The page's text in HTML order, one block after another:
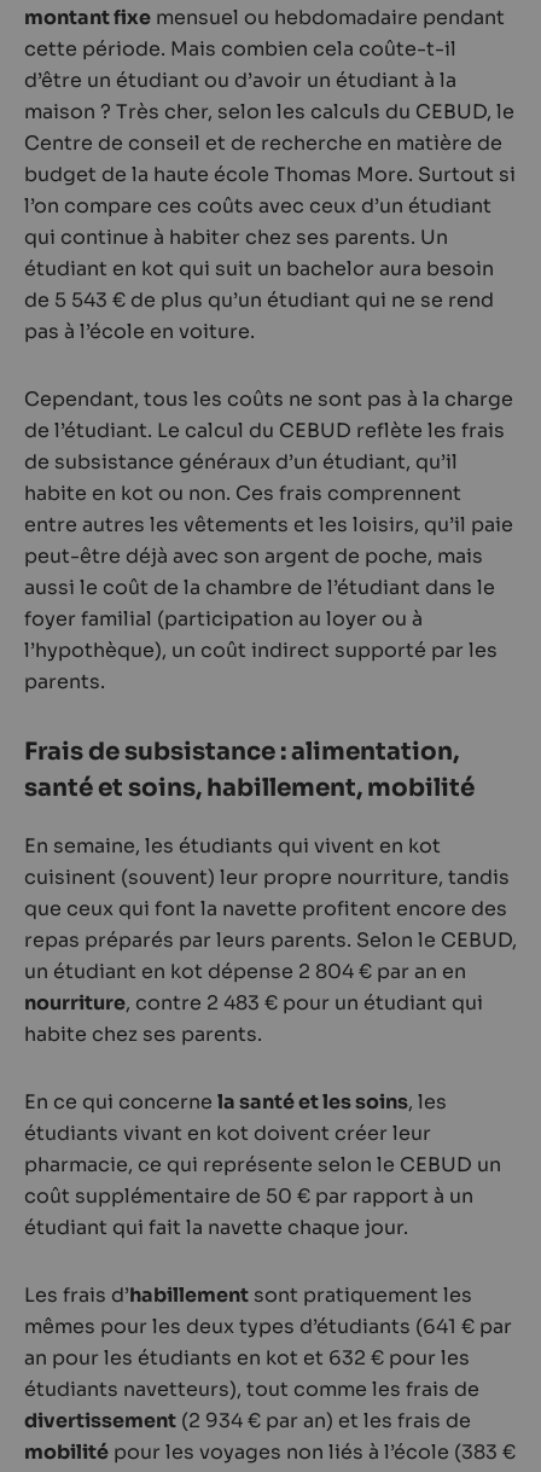
montant fixe mensuel ou hebdomadaire pendant
cette période. Mais combien cela coûte-t-il
d’être un étudiant ou d’avoir un étudiant à la
maison ? Très cher, selon les calculs du CEBUD, le
Centre de conseil et de recherche en matière de
budget de la haute école Thomas More. Surtout si
l’on compare ces coûts avec ceux d’un étudiant
qui continue à habiter chez ses parents. Un
étudiant en kot qui suit un bachelor aura besoin
de 5 543 € de plus qu’un étudiant qui ne se rend
pas à l’école en voiture.
Cependant, tous les coûts ne sont pas à la charge
de l’étudiant. Le calcul du CEBUD reflète les frais
de subsistance généraux d’un étudiant, qu’il
habite en kot ou non. Ces frais comprennent
entre autres les vêtements et les loisirs, qu’il paie
peut-être déjà avec son argent de poche, mais
aussi le coût de la chambre de l’étudiant dans le
foyer familial (participation au loyer ou à
l’hypothèque), un coût indirect supporté par les
parents.
Frais de subsistance : alimentation,
santé et soins, habillement, mobilité
En semaine, les étudiants qui vivent en kot
cuisinent (souvent) leur propre nourriture, tandis
que ceux qui font la navette profitent encore des
repas préparés par leurs parents. Selon le CEBUD,
un étudiant en kot dépense 2 804 € par an en
nourriture, contre 2 483 € pour un étudiant qui
habite chez ses parents.
En ce qui concerne la santé et les soins, les
étudiants vivant en kot doivent créer leur
pharmacie, ce qui représente selon le CEBUD un
coût supplémentaire de 50 € par rapport à un
étudiant qui fait la navette chaque jour.
Les frais d’habillement sont pratiquement les
mêmes pour les deux types d’étudiants (641 € par
an pour les étudiants en kot et 632 € pour les
étudiants navetteurs), tout comme les frais de
divertissement (2 934 € par an) et les frais de
mobilité pour les voyages non liés à l’école (383 €